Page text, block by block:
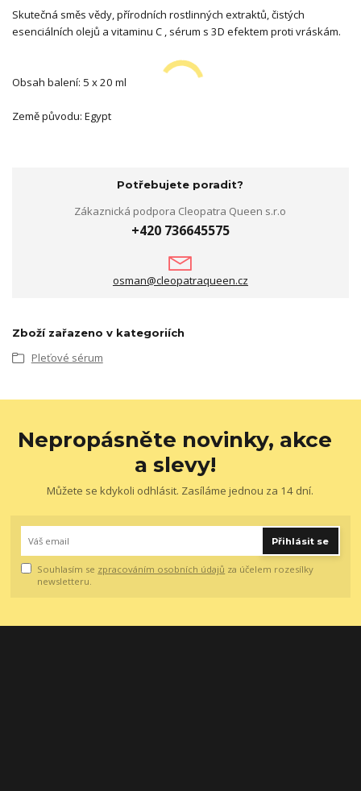
Skutečná směs vědy, přírodních rostlinných extraktů, čistých
esenciálních olejů a vitaminu C , sérum s 3D efektem proti vráskám.
Obsah balení: 5 x 20 ml
Země původu: Egypt
Potřebujete poradit?
Zákaznická podpora Cleopatra Queen s.r.o
+420 736645575
osman@cleopatraqueen.cz
Zboží zařazeno v kategoriích
Pleťové sérum
Nepropásněte novinky, akce
a slevy!
Můžete se kdykoli odhlásit. Zasíláme jednou za 14 dní.
Přihlásit se
Souhlasím se zpracováním osobních údajů za účelem rozesílky
newsletteru.